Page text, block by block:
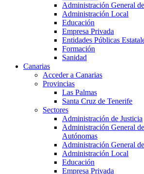
Administración General
Administración Local
Educación
Empresa Privada
Entidades Públicas
Formación
Sanidad
Canarias
Acceder a Canarias
Provincias
Las Palmas
Santa Cruz de Tenerife
Sectores
Administración de Justicia
Administración General
Autónomas
Administración General
Administración Local
Educación
Empresa Privada